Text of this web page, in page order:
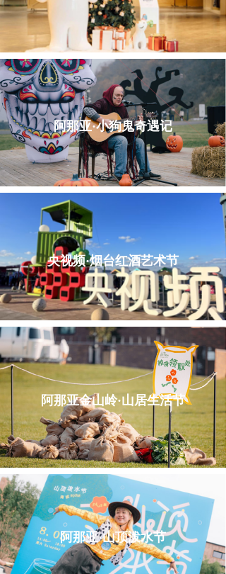
阿那亚·小狗鬼奇遇记
央视频·烟台红酒艺术节
阿那亚金山岭·山居生活节
阿那亚·山顶泼水节